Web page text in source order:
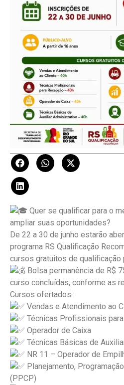
Quer se qualificar para o
ampliar suas oportunidades?
De 22 a 30 de junho estarão
programa RS Qualificação
cursos gratuitos de qualificação
Bolsa permanência de R$
curso concluídas, conforme as
Cursos ofertados:
Vendas e Atendimento ao
Técnicas Profissionais
Operador de Caixa
Técnicas Básicas de
NR 11 – Operador de
Planejamento,
(PPCP)